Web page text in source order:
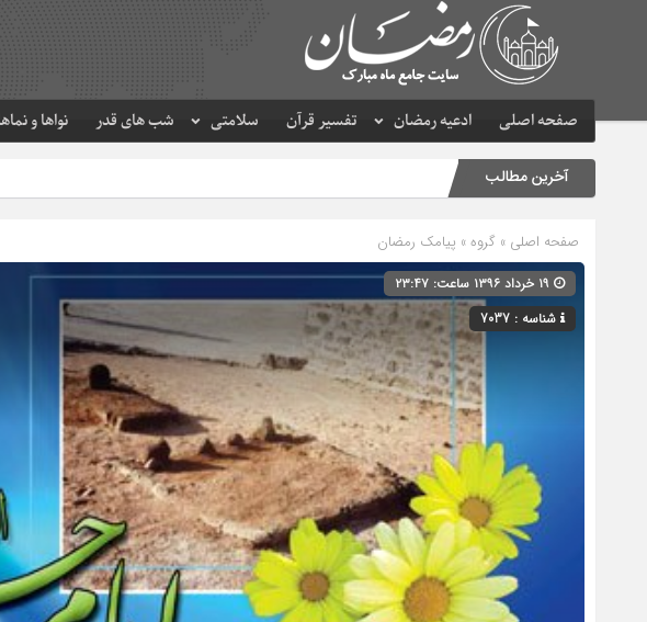
صفحه اصلی ادعیه رمضان تفسیر قرآن سلامتی شب های قدر نواها و
آخرین مطالب
صفحه اصلی » گروه » پیامک رمضان
شناسه : 7037